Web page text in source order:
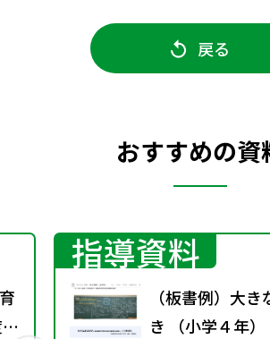
戻る
おすすめの資
指導資料
（板書例）大
き （小学４年）